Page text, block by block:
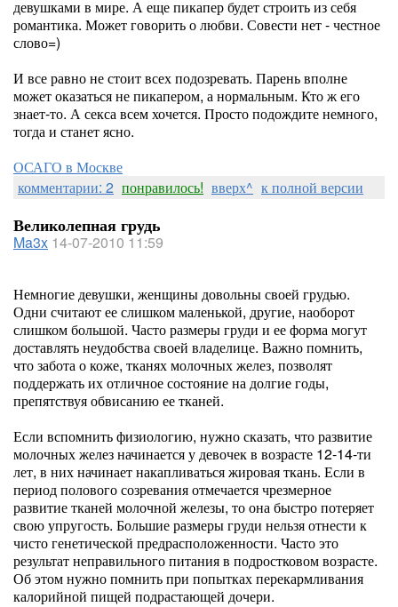
девушками в мире. А еще пикапер будет строить из себя
романтика. Может говорить о любви. Совести нет - честное
слово=)
И все равно не стоит всех подозревать. Парень вполне
может оказаться не пикапером, а нормальным. Кто ж его
знает-то. А секса всем хочется. Просто подождите немного,
тогда и станет ясно.
ОСАГО в Москве
комментарии: 2 понравилось! вверх^ к полной версии
Великолепная грудь
Ma3x 14-07-2010 11:59
Немногие девушки, женщины довольны своей грудью.
Одни считают ее слишком маленькой, другие, наоборот
слишком большой. Часто размеры груди и ее форма могут
доставлять неудобства своей владелице. Важно помнить,
что забота о коже, тканях молочных желез, позволят
поддержать их отличное состояние на долгие годы,
препятствуя обвисанию ее тканей.
Если вспомнить физиологию, нужно сказать, что развитие
молочных желез начинается у девочек в возрасте 12-14-ти
лет, в них начинает накапливаться жировая ткань. Если в
период полового созревания отмечается чрезмерное
развитие тканей молочной железы, то она быстро потеряет
свою упругость. Большие размеры груди нельзя отнести к
чисто генетической предрасположенности. Часто это
результат неправильного питания в подростковом возрасте.
Об этом нужно помнить при попытках перекармливания
калорийной пищей подрастающей дочери.